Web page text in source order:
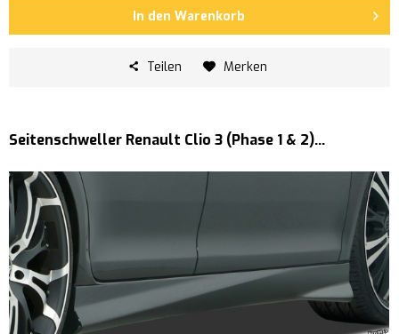
In den Warenkorb
Teilen Merken
Seitenschweller Renault Clio 3 (Phase 1 & 2)...